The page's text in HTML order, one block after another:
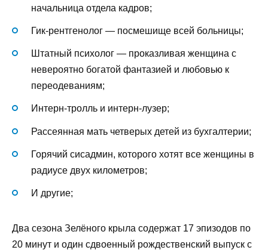
начальница отдела кадров;
Гик-рентгенолог — посмешище всей больницы;
Штатный психолог — проказливая женщина с
невероятно богатой фантазией и любовью к
переодеваниям;
Интерн-тролль и интерн-лузер;
Рассеянная мать четверых детей из бухгалтерии;
Горячий сисадмин, которого хотят все женщины в
радиусе двух километров;
И другие;
Два сезона Зелёного крыла содержат 17 эпизодов по
20 минут и один сдвоенный рождественский выпуск с